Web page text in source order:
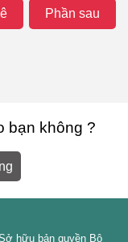
Phần sau
bạn không ?
hữu bản quyền Bộ